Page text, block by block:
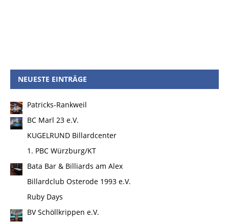
NEUESTE EINTRÄGE
Patricks-Rankweil
BC Marl 23 e.V.
KUGELRUND Billardcenter
1. PBC Würzburg/KT
Bata Bar & Billiards am Alex
Billardclub Osterode 1993 e.V.
Ruby Days
BV Schöllkrippen e.V.